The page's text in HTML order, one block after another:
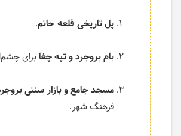
پل تاریخی قلعه حاتم.
بام بروجرد و تپه چغا برای
مسجد جامع و بازار سنتی
فرهنگ شهر.